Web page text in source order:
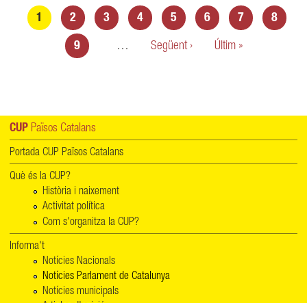
Pàgines
1 2 3 4 5 6 7 8
9 … Següent › Últim »
CUP Països Catalans
Portada CUP Països Catalans
Què és la CUP?
Història i naixement
Activitat política
Com s'organitza la CUP?
Informa't
Notícies Nacionals
Notícies Parlament de Catalunya
Notícies municipals